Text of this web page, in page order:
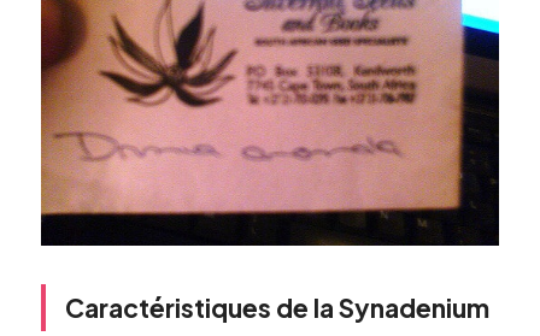
Caractéristiques de la Synadenium